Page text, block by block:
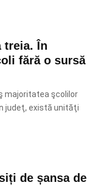
treia. În
fără o sursă
majoritatea şcolilor
judeţ, există unităţi
de șansa de